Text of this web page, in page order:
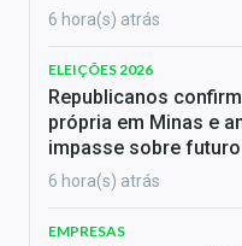
6 hora(s) atrás
ELEIÇÕES 2026
Republicanos
própria em Minas e
impasse sobre
6 hora(s) atrás
EMPRESAS